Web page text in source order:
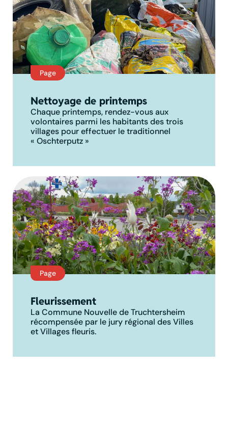
Page
Nettoyage de printemps
Chaque printemps, rendez-vous aux
volontaires parmi les habitants des trois
villages pour effectuer le traditionnel
« Oschterputz »
Page
Fleurissement
La Commune Nouvelle de Truchtersheim
récompensée par le jury régional des Villes
et Villages fleuris.